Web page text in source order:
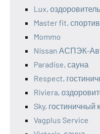
Lux,
Master fit,
Mommo
Nissan АСПЭК-
Paradise, сауна
Respect,
Riviera,
Sky, гостиничный
Vagplus Service